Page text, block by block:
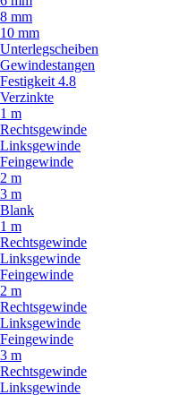
8 mm
10 mm
Unterlegscheiben
Gewindestangen
Festigkeit 4.8
Verzinkte
1 m
Rechtsgewinde
Linksgewinde
Feingewinde
2 m
3 m
Blank
1 m
Rechtsgewinde
Linksgewinde
Feingewinde
2 m
Rechtsgewinde
Linksgewinde
Feingewinde
3 m
Rechtsgewinde
Linksgewinde